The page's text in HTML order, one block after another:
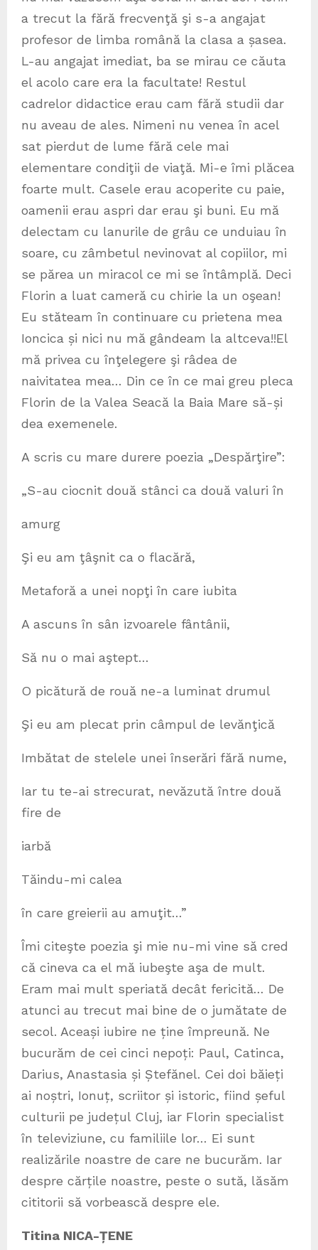
a trecut la fără frecvenţă şi s-a angajat
profesor de limba română la clasa a șasea.
L-au angajat imediat, ba se mirau ce căuta
el acolo care era la facultate! Restul
cadrelor didactice erau cam fără studii dar
nu aveau de ales. Nimeni nu venea în acel
sat pierdut de lume fără cele mai
elementare condiţii de viaţă. Mi-e îmi plăcea
foarte mult. Casele erau acoperite cu paie,
oamenii erau aspri dar erau şi buni. Eu mă
delectam cu lanurile de grâu ce unduiau în
soare, cu zâmbetul nevinovat al copiilor, mi
se părea un miracol ce mi se întâmplă. Deci
Florin a luat cameră cu chirie la un oşean!
Eu stăteam în continuare cu prietena mea
Ioncica și nici nu mă gândeam la altceva!!El
mă privea cu înţelegere şi râdea de
naivitatea mea… Din ce în ce mai greu pleca
Florin de la Valea Seacă la Baia Mare să-și
dea exemenele.
A scris cu mare durere poezia „Despărţire”:
„S-au ciocnit două stânci ca două valuri în
amurg
Şi eu am ţâşnit ca o flacără,
Metaforă a unei nopţi în care iubita
A ascuns în sân izvoarele fântânii,
Să nu o mai aştept…
O picătură de rouă ne-a luminat drumul
Şi eu am plecat prin câmpul de levănţică
Imbătat de stelele unei înserări fără nume,
Iar tu te-ai strecurat, nevăzută între două
fire de
iarbă
Tăindu-mi calea
în care greierii au amuţit…”
Îmi citeşte poezia şi mie nu-mi vine să cred
că cineva ca el mă iubeşte aşa de mult.
Eram mai mult speriată decât fericită… De
atunci au trecut mai bine de o jumătate de
secol. Aceași iubire ne ține împreună. Ne
bucurăm de cei cinci nepoți: Paul, Catinca,
Darius, Anastasia și Ștefănel. Cei doi băieți
ai noștri, Ionuț, scriitor și istoric, fiind șeful
culturii pe județul Cluj, iar Florin specialist
în televiziune, cu familiile lor… Ei sunt
realizările noastre de care ne bucurăm. Iar
despre cărțile noastre, peste o sută, lăsăm
cititorii să vorbească despre ele.
Titina NICA-ȚENE